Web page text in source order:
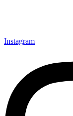
Instagram